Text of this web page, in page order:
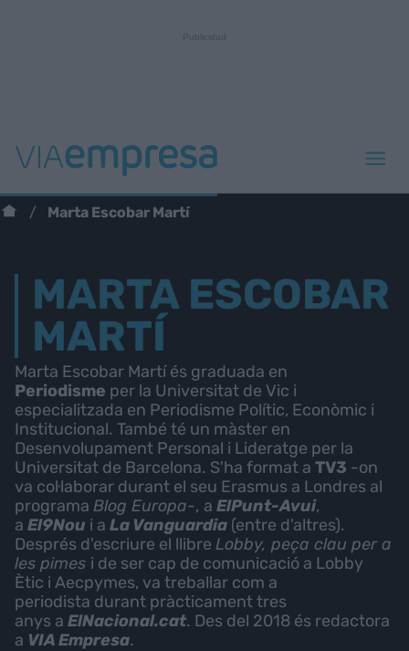
Marta Escobar Martí
MARTA ESCOBAR
MARTÍ
Marta Escobar Martí és graduada en
Periodisme per la Universitat de Vic i
especialitzada en Periodisme Polític, Econòmic i
Institucional. També té un màster en
Desenvolupament Personal i Lideratge per la
Universitat de Barcelona. S'ha format a TV3 -on
va col·laborar durant el seu Erasmus a Londres al
programa Blog Europa-, a ElPunt-Avui,
a El9Nou i a La Vanguardia (entre d'altres).
Després d'escriure el llibre Lobby, peça clau per a
les pimes i de ser cap de comunicació a Lobby
Ètic i Aecpymes, va treballar com a
periodista durant pràcticament tres
anys a ElNacional.cat. Des del 2018 és redactora
a VIA Empresa.